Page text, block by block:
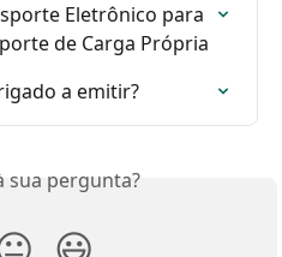
Eletrônico para
de Carga Própria
a emitir?
sua pergunta?